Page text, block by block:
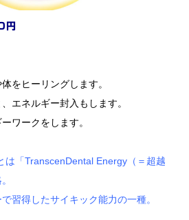
円
をヒーリングします。
エネルギー封入もします。
ワークをします。
は「TranscenDental Energy（＝超越
習得したサイキック能力の一種。